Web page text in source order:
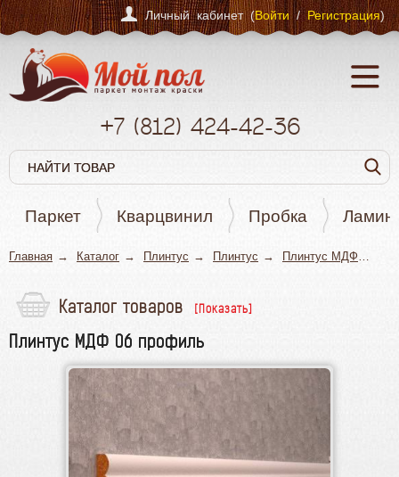
Личный кабинет (Войти/Регистрация)
+7 (812) 424-42-36
Паркет Кварцвинил Пробка
Главная Каталог Плинтус Плинтус Плинтус МДФ
Каталог товаров
Паркет
Плинтус МДФ 06 профиль